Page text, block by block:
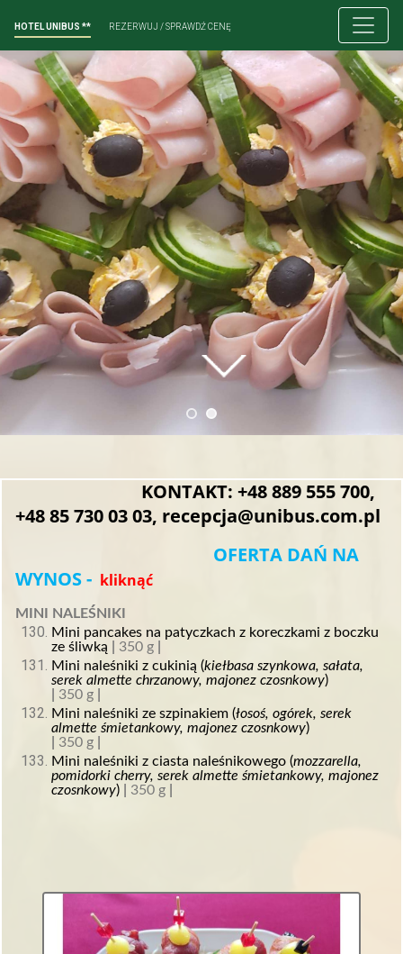
HOTEL UNIBUS ** REZERWUJ / SPRAWDŹ CENĘ
KONTAKT: +48889 555 700,
+4885 730 03 03, recepcja@unibus.com.pl
OFERTA DAŃ NA
WYNOS- kliknąć
MINI NALEŚNIKI
Mini pancakes na patyczkach z koreczkami z boczku
ze śliwką
350 g
Mini naleśniki z cukinią (kiełbasa szynkowa, sałata,
serek almette chrzanowy, majonez czosnkowy)
350 g
Mini naleśniki ze szpinakiem (łosoś, ogórek, serek
almette śmietankowy, majonez czosnkowy)
350 g
Mini naleśniki z ciasta naleśnikowego (mozzarella,
pomidorki cherry, serek almette śmietankowy, majonez
czosnkowy) 350 g